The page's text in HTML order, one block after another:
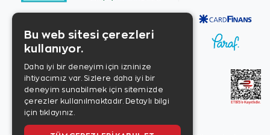
Bu web sitesi çerezleri
kullanıyor.
Daha iyi bir deneyim için izninize
ihtiyacımız var. Sizlere daha iyi bir
deneyim sunabilmek için sitemizde
çerezler kullanılmaktadır. Detaylı bilgi
için tıklayınız.